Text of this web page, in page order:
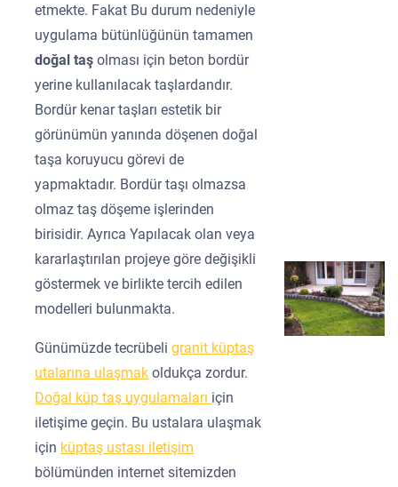
etmekte. Fakat Bu durum nedeniyle
uygulama bütünlüğünün tamamen
doğal taşolması için beton bordür
yerine kullanılacak taşlardandır.
Bordür kenar taşları estetik bir
görünümün yanında döşenen doğal
taşa koruyucu görevi de
yapmaktadır. Bordür taşı olmazsa
olmaz taş döşeme işlerinden
birisidir. Ayrıca Yapılacak olan veya
kararlaştırılan projeye göre değişikli
göstermek ve birlikte tercih edilen
modelleri bulunmakta.
Günümüzde tecrübeligranit küptaş
utalarına ulaşmak oldukça zordur.
Doğal küp taş uygulamaları için
iletişime geçin. Bu ustalara ulaşmak
için küptaş ustası iletişim
bölümünden internet sitemizden